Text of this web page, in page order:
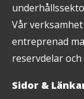
Vår
entreprenad
reservdelar och
Sidor &